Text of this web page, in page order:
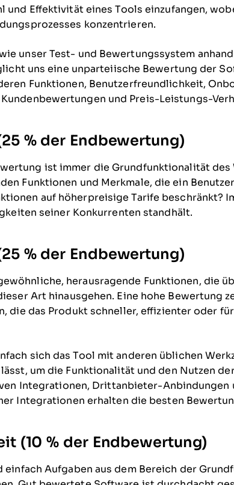
und Effektivität eines Tools einzufangen,
konzentrieren.
unser Test- und Bewertungssystem
uns eine unparteiische Bewertung der
Funktionen, Benutzerfreundlichkeit,
und Preis-Leistungs-
% der Endbewertung)
ist immer die Grundfunktionalität des
Funktionen und Merkmale, die ein
auf höherpreisige Tarife beschränkt?
seiner Konkurrenten standhält.
% der Endbewertung)
herausragende Funktionen, die
Art hinausgehen. Eine hohe Bewertung
die das Produkt schneller, effizienter oder
sich das Tool mit anderen üblichen
um die Funktionalität und den Nutzen
Integrationen, Drittanbieter-Anbindungen
Integrationen erhalten die besten
(10 % der Endbewertung)
Aufgaben aus dem Bereich der